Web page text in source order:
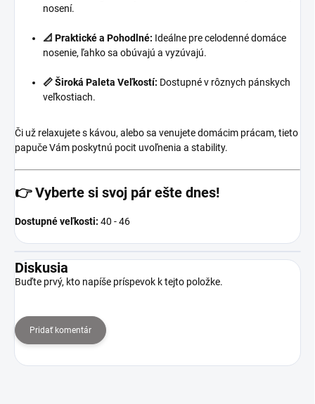
nosení.
📐 Praktické a Pohodlné: Ideálne pre celodenné domáce
nosenie, ľahko sa obúvajú a vyzúvajú.
📏 Široká Paleta Veľkostí: Dostupné v rôznych pánskych
veľkostiach.
Či už relaxujete s kávou, alebo sa venujete domácim prácam, tieto
papuče Vám poskytnú pocit uvoľnenia a stability.
👉Vyberte si svoj pár ešte dnes!
Dostupné veľkosti: 40 - 46
Diskusia
Buďte prvý, kto napíše príspevok k tejto položke.
Pridať komentár